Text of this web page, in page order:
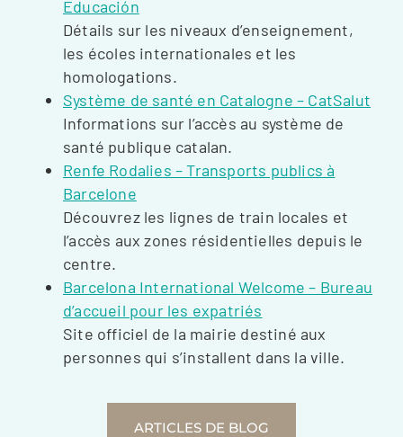
Educación
Détails sur les niveaux d’enseignement,
les écoles internationales et les
homologations.
Système de santé en Catalogne – CatSalut
Informations sur l’accès au système de
santé publique catalan.
Renfe Rodalies – Transports publics à
Barcelone
Découvrez les lignes de train locales et
l’accès aux zones résidentielles depuis le
centre.
Barcelona International Welcome – Bureau
d’accueil pour les expatriés
Site officiel de la mairie destiné aux
personnes qui s’installent dans la ville.
ARTICLES DE BLOG